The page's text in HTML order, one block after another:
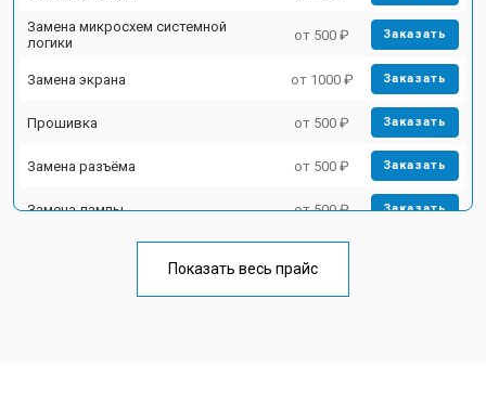
Замена микросхем системной
логики
от 500 ₽ Заказать
Замена экрана от 1000 ₽ Заказать
Прошивка от 500 ₽ Заказать
Замена разъёма от 500 ₽ Заказать
Замена лампы от 500 ₽ Заказать
Показать весь прайс